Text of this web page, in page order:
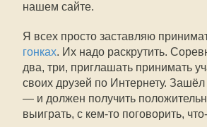
нашем сайте.
Я всех просто заставляю
гонках. Их надо раскрутить.
два, три, приглашать принимать
своих друзей по Интернету. Зашёл
— и должен получить
выиграть, с кем-то поговорить,